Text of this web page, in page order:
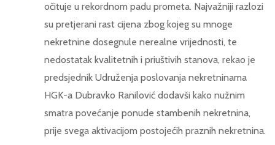
očituje u rekordnom padu prometa. Najvažniji razlozi
su pretjerani rast cijena zbog kojeg su mnoge
nekretnine dosegnule nerealne vrijednosti, te
nedostatak kvalitetnih i priuštivih stanova, rekao je
predsjednik Udruženja poslovanja nekretninama
HGK-a Dubravko Ranilović dodavši kako nužnim
smatra povećanje ponude stambenih nekretnina,
prije svega aktivacijom postojećih praznih nekretnina.